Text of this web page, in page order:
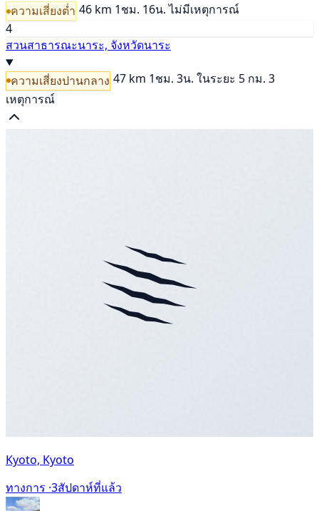
ความเสี่ยงต่ำ 46 km 1ชม. 16น. ไม่มีเหตุการณ์
4
สวนสาธารณะนาระ, จังหวัดนาระ
ความเสี่ยงปานกลาง 47 km 1ชม. 3น. ในระยะ 5 กม. 3
เหตุการณ์
Kyoto, Kyoto
ทางการ ·3สัปดาห์ที่แล้ว